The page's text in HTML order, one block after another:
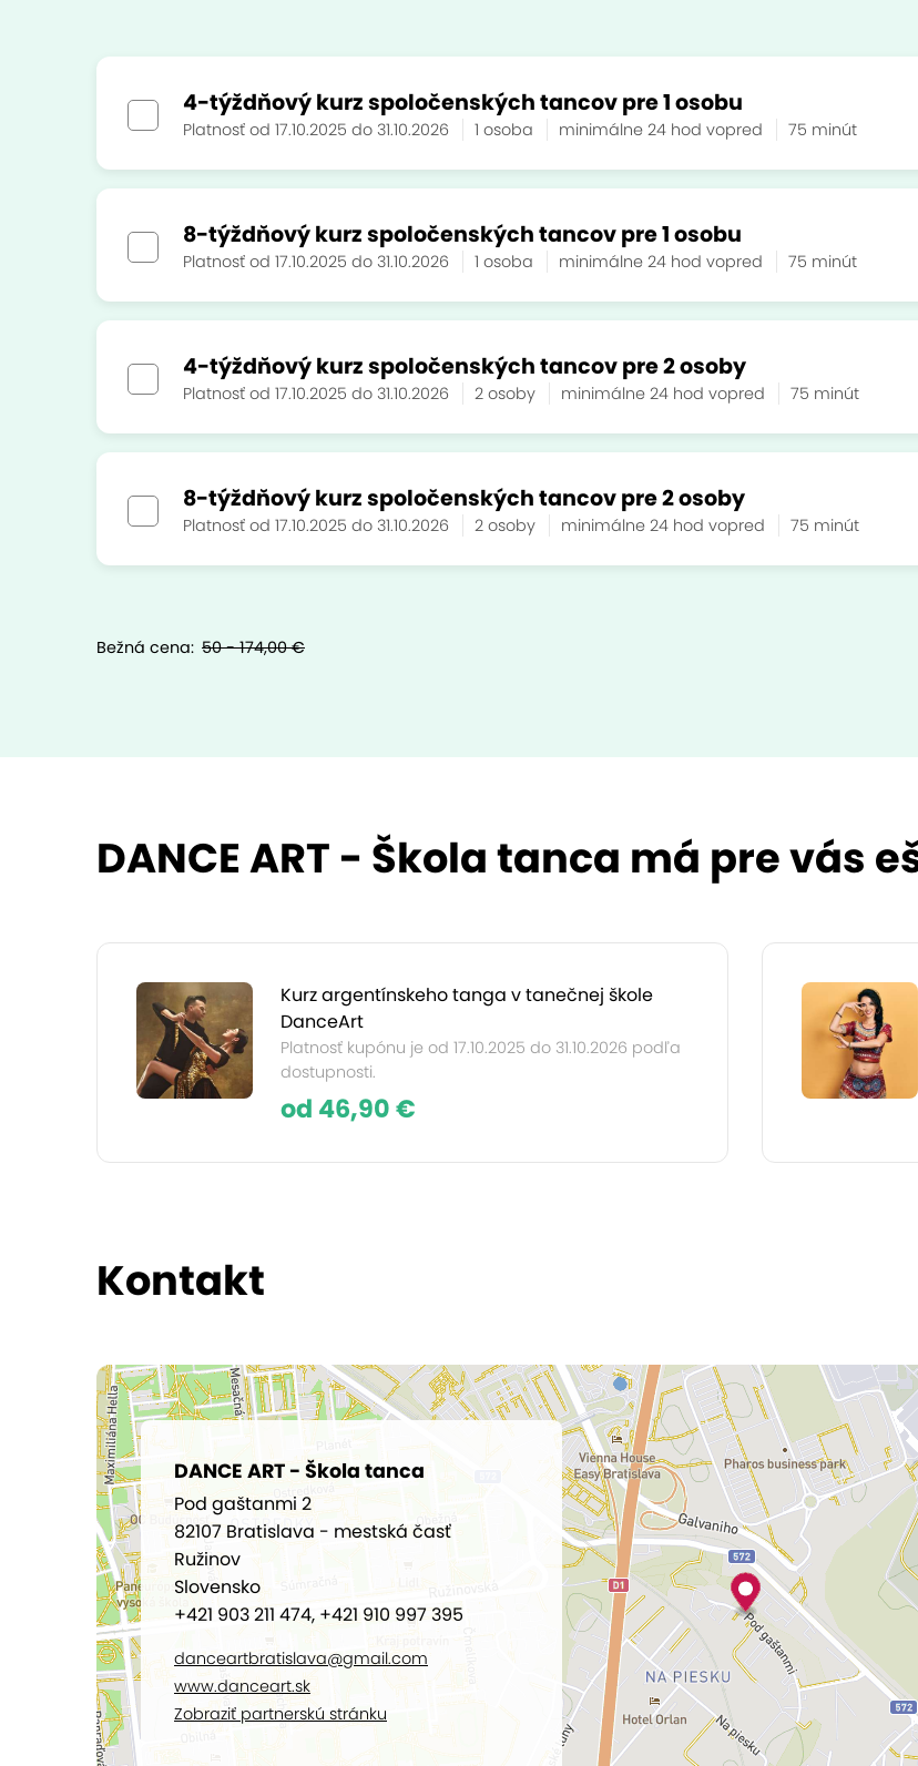
4-týždňový kurz spoločenských tancov pre 1 osobu
Platnosť od 17.10.2025 do 31.10.2026 1 osoba minimálne 24 hod vopred 75 minút
8-týždňový kurz spoločenských tancov pre 1 osobu
Platnosť od 17.10.2025 do 31.10.2026 1 osoba minimálne 24 hod vopred 75 minút
4-týždňový kurz spoločenských tancov pre 2 osoby
Platnosť od 17.10.2025 do 31.10.2026 2 osoby minimálne 24 hod vopred 75 minút
8-týždňový kurz spoločenských tancov pre 2 osoby
Platnosť od 17.10.2025 do 31.10.2026 2 osoby minimálne 24 hod vopred 75 minút
Bežná cena: 50 - 174,00 €
DANCE ART - Škola tanca má pre vás
Kurz argentínskeho tanga v tanečnej škole
DanceArt
Platnosť kupónu je od 17.10.2025 do 31.10.2026 podľa
dostupnosti.
od 46,90 €
Kontakt
DANCE ART - Škola tanca
Pod gaštanmi 2
82107 Bratislava - mestská časť
Ružinov
Slovensko
+421 903 211 474, +421 910 997 395
danceartbratislava@gmail.com
www.danceart.sk
Zobraziť partnerskú stránku